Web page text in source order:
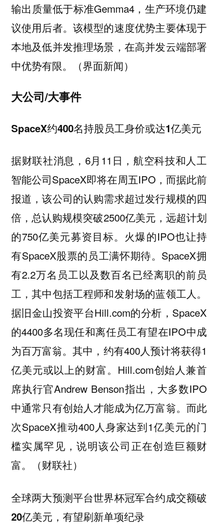
输出质量低于标准Gemma4，生产环境仍建
议使用后者。该模型的速度优势主要体现于
本地及低并发推理场景，在高并发云端部署
中优势有限。（界面新闻）
大公司/大事件
SpaceX约400名持股员工身价或达1亿美元
据财联社消息，6月11日，航空科技和人工
智能公司SpaceX即将在周五IPO，而据此前
报道，该公司的认购需求超过发行规模的四
倍，总认购规模突破2500亿美元，远超计划
的750亿美元募资目标。火爆的IPO也让持
有SpaceX股票的员工满怀期待。SpaceX拥
有2.2万名员工以及数百名已经离职的前员
工，其中包括工程师和发射场的蓝领工人。
据旧金山投资平台Hill.com的分析，SpaceX
的4400多名现任和离任员工有望在IPO中成
为百万富翁。其中，约有400人预计将获得1
亿美元或以上的财富。Hill.com创始人兼首
席执行官Andrew Benson指出，大多数IPO
中通常只有创始人才能成为亿万富翁。而此
次SpaceX推动400人身家达到1亿美元的门
槛实属罕见，说明该公司正在创造巨额财
富。（财联社）
全球两大预测平台世界杯冠军合约成交额破
20亿美元，有望刷新单项纪录